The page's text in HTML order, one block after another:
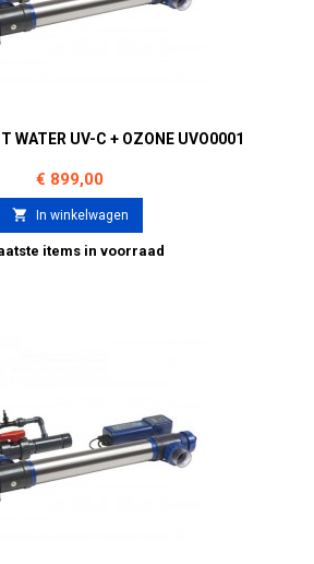
WATER UV-C + OZONE UVO0001
Prijs
€ 899,00
 In winkelwagen
items in voorraad